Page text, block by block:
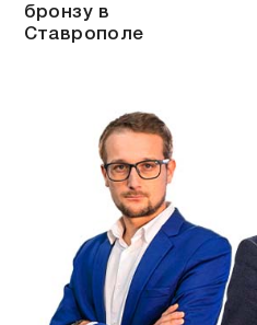
бронзу в
Ставрополе